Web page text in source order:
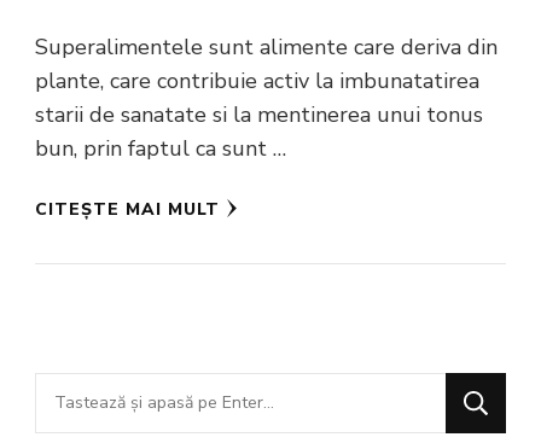
Superalimentele sunt alimente care deriva din
plante, care contribuie activ la imbunatatirea
starii de sanatate si la mentinerea unui tonus
bun, prin faptul ca sunt …
CITEȘTE MAI MULT
Cauți
ceva?